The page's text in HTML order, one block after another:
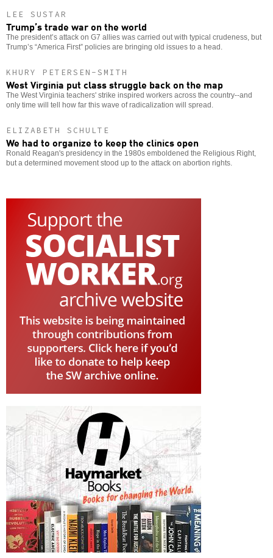
LEE SUSTAR
Trump’s trade war on the world
The president’s attack on G7 allies was carried out with typical crudeness, but
Trump’s “America First” policies are bringing old issues to a head.
KHURY PETERSEN-SMITH
West Virginia put class struggle back on the map
The West Virginia teachers' strike inspired workers across the country--and
only time will tell how far this wave of radicalization will spread.
ELIZABETH SCHULTE
We had to organize to keep the clinics open
Ronald Reagan's presidency in the 1980s emboldened the Religious Right,
but a determined movement stood up to the attack on abortion rights.